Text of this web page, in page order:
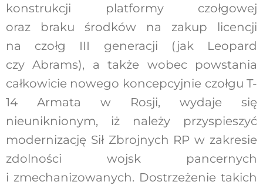
konstrukcji platformy czołgowej
oraz braku środków na zakup licencji
na czołg III generacji (jak Leopard
czy Abrams), a także wobec powstania
całkowicie nowego koncepcyjnie czołgu T-
14 Armata w Rosji, wydaje się
nieuniknionym, iż należy przyspieszyć
modernizację Sił Zbrojnych RP w zakresie
zdolności wojsk pancernych
i zmechanizowanych. Dostrzeżenie takich